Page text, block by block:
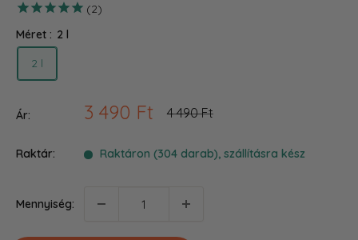
2
Méret : 2 l
2 l
Ár:
Akciós
3 490 Ft Ár
4 490 Ft
Raktár: Raktáron (304 darab), szállításra kész
Mennyiség: